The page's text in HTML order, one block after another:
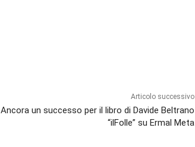
Articolo successivo
Ancora un successo per il libro di Davide Beltrano
“ilFolle” su Ermal Meta